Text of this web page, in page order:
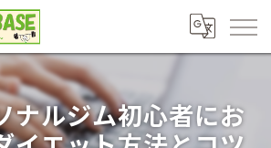
ナルジム初心者にお